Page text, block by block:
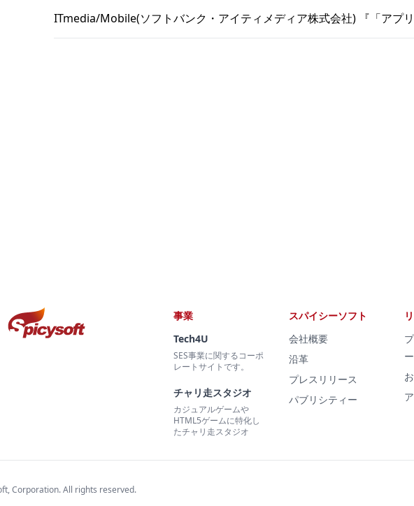
ITmedia/Mobile(ソフトバンク・アイティメディア株式会社) 『「アプ
事業
Tech4U
SES事業に関するコーポ
レートサイトです。
チャリ走スタジオ
カジュアルゲームや
HTML5ゲームに特化し
たチャリ走スタジオ
スパイシーソフト
会社概要
沿革
プレスリリース
パブリシティー
ー
Corporation. All rights reserved.